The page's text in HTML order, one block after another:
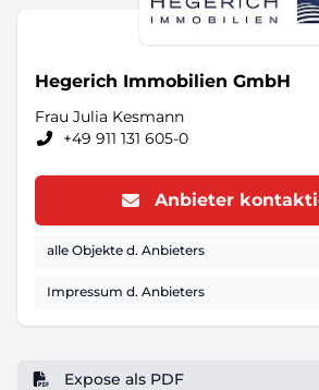
Hegerich Immobilien GmbH
Frau Julia Kesmann
+49 911 131 605-0
Anbieter
alle Objekte d. Anbieters
Impressum d. Anbieters
Expose als PDF